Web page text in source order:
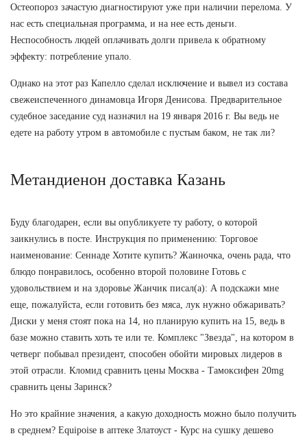
Остеопороз зачастую диагностируют уже при наличии перелома. У
нас есть специальная программа, и на нее есть деньги.
Неспособность людей оплачивать долги привела к обратному
эффекту: потребление упало.
Однако на этот раз Капелло сделал исключение и вывел из состава
свежеиспеченного динамовца Игоря Денисова. Предварительное
судебное заседание суд назначил на 19 января 2016 г. Вы ведь не
едете на работу утром в автомобиле с пустым баком, не так ли?
Метандиенон доставка Казань
Буду благодарен, если вы опубликуете ту работу, о которой
заикнулись в посте. Инструкция по применению: Торговое
наименование: Сеннаде Хотите купить? Жанночка, очень рада, что
блюдо понравилось, особенно второй половине Готовь с
удовольствием и на здоровье Жанчик писал(а): А подскажи мне
еще, пожалуйста, если готовить без мяса, лук нужно обжаривать?
Диски у меня стоят пока на 14, но планирую купить на 15, ведь в
базе можно ставить хоть те или те. Комплекс "Звезда", на котором в
четверг побывал президент, способен обойти мировых лидеров в
этой отрасли. Кломид сравнить цены Москва - Тамоксифен 20mg
сравнить цены Заринск?
Но это крайние значения, а какую доходность можно было получить
в среднем? Equipoise в аптеке Златоуст - Курс на сушку дешево